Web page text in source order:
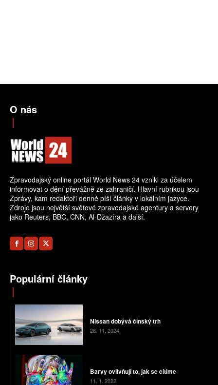
O nás
Zpravodajský online portál World News 24 vznikl za účelem
informovat o dění převážně ze zahraničí. Hlavní rubrikou jsou
Zprávy, kam redaktoři denně píší články v lokálním jazyce.
Zdroje jsou největší světové zpravodajské agentury a servery
jako Reuters, BBC, CNN, Al-Džazíra a další.
Populární články
Nissan dobývá čínský trh
26. 11. 2024
Barvy ovlivňují to, jak se cítíme
11. 1. 2022